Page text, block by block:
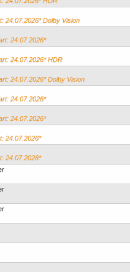
24.07.2026* Dolby Vision
24.07.2026*
24.07.2026* HDR
24.07.2026* Dolby Vision
24.07.2026*
24.07.2026*
24.07.2026*
24.07.2026*